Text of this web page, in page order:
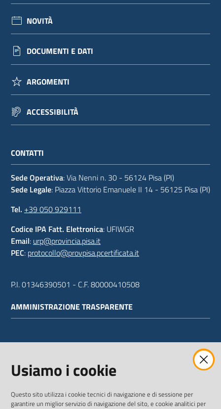
NOVITÀ
DOCUMENTI E DATI
ARGOMENTI
ACCESSIBILITÀ
CONTATTI
Sede Operativa: Via Nenni n. 30 - 56124 Pisa (PI)
Sede Legale: Piazza Vittorio Emanuele II 14 - 56125 Pisa (PI)
Tel. +39 050 929111
Codice IPA Fatt. Elettronica: UFIWGR
Email: urp@provincia.pisa.it
PEC: protocollo@provpisa.pcertificata.it
P.I. 01346390501 - C.F. 80000410508
AMMINISTRAZIONE TRASPARENTE
SEGUICI SU
Usiamo i cookie
Questo sito utilizza i cookie tecnici di navigazione e di sessione per
garantire un miglior servizio di navigazione del sito, e cookie analitici per